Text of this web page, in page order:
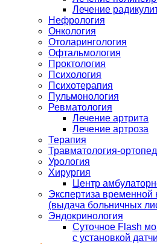
Лечение
Нефрология
Онкология
Отоларингология
Офтальмология
Проктология
Психология
Психотерапия
Пульмонология
Ревматология
Лечение артрита
Лечение артроза
Терапия
Травматология-
Урология
Хирургия
Центр
Экспертиза временной
(выдача больничных
Эндокринология
Суточное Flash
с установкой